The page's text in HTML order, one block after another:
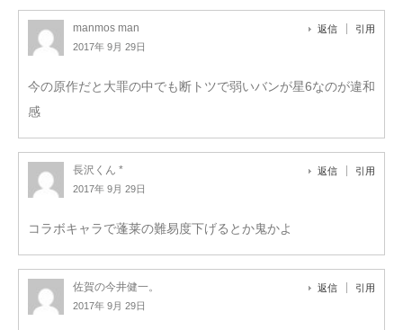
manmos man
2017年 9月 29日
返信 引用
今の原作だと大罪の中でも断トツで弱いバンが星6なのが違和
感
長沢くん *
2017年 9月 29日
返信 引用
コラボキャラで蓬莱の難易度下げるとか鬼かよ
佐賀の今井健一。
2017年 9月 29日
返信 引用